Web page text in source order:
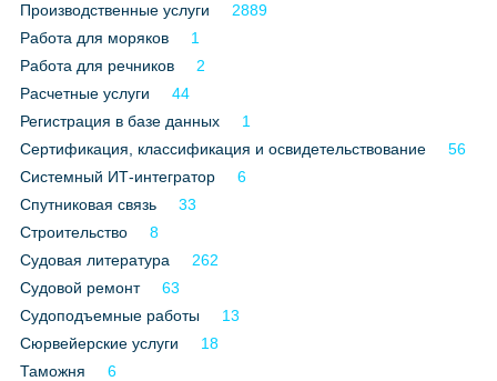
Производственные услуги
2889
Работа для моряков
1
Работа для речников
2
Расчетные услуги
44
Регистрация в базе данных
1
Сертификация, классификация и освидетельствование
56
Системный ИТ-интегратор
6
Спутниковая связь
33
Строительство
8
Судовая литература
262
Судовой ремонт
63
Судоподъемные работы
13
Сюрвейерские услуги
18
Таможня
6